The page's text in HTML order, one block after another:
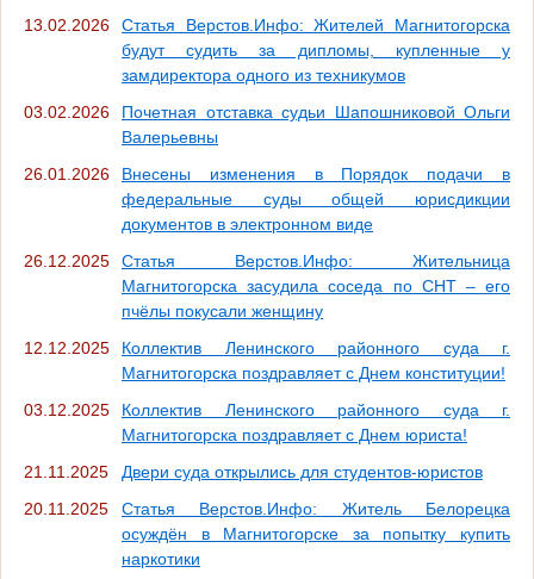
13.02.2026
Статья Верстов.Инфо: Жителей Магнитогорска
будут судить за дипломы, купленные у
замдиректора одного из техникумов
03.02.2026
Почетная отставка судьи Шапошниковой Ольги
Валерьевны
26.01.2026
Внесены изменения в Порядок подачи в
федеральные суды общей юрисдикции
документов в электронном виде
26.12.2025
Статья Верстов.Инфо: Жительница
Магнитогорска засудила соседа по СНТ – его
пчёлы покусали женщину
12.12.2025
Коллектив Ленинского районного суда г.
Магнитогорска поздравляет с Днем конституции!
03.12.2025
Коллектив Ленинского районного суда г.
Магнитогорска поздравляет с Днем юриста!
21.11.2025
Двери суда открылись для студентов-юристов
20.11.2025
Статья Верстов.Инфо: Житель Белорецка
осуждён в Магнитогорске за попытку купить
наркотики